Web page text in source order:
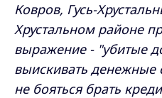
Ковров, Гусь-
Хрустальном районе
выражение - "убитые
выискивать денежные
не бояться брать